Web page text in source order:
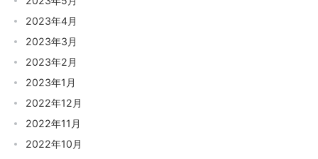
2023年4月
2023年3月
2023年2月
2023年1月
2022年12月
2022年11月
2022年10月